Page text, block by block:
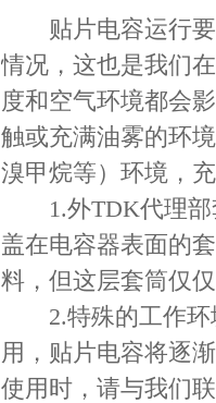
贴片电容运行要
情况，这也是我们
度和空气环境都会
触或充满油雾的环
溴甲烷等）环境，
1.外TDK代理部
盖在电容器表面的
料，但这层套筒仅
2.特殊的工作环
用，贴片电容将逐
使用时，请与我们